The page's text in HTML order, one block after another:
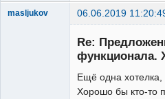
masljukov 06.06.2019
Re:
функционала.
Ещё одна хотелка,
Хорошо бы кто-то